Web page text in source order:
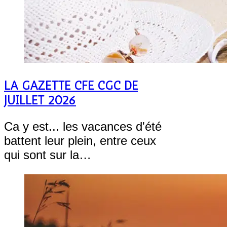
LA GAZETTE CFE CGC DE
JUILLET 2026
Ca y est... les vacances d'été
battent leur plein, entre ceux
qui sont sur la…